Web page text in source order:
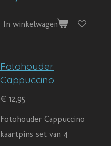
In winkelwagen
Fotohouder
Cappuccino
€ 12,95
Fotohouder Cappuccino
kaartpins set van 4